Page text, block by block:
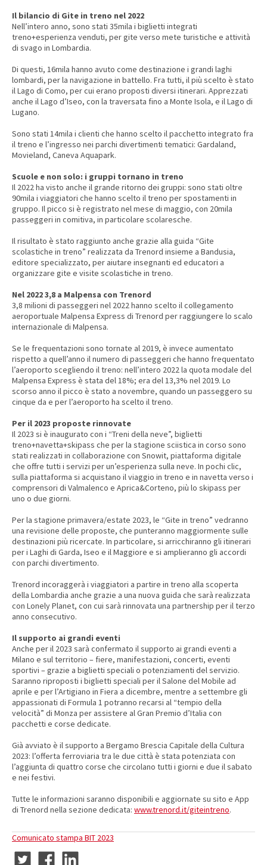
Il bilancio di Gite in treno nel 2022
Nell’intero anno, sono stati 35mila i biglietti integrati
treno+esperienza venduti, per gite verso mete turistiche e attività
di svago in Lombardia.
Di questi, 16mila hanno avuto come destinazione i grandi laghi
lombardi, per la navigazione in battello. Fra tutti, il più scelto è stato
il Lago di Como, per cui erano proposti diversi itinerari. Apprezzati
anche il Lago d’Iseo, con la traversata fino a Monte Isola, e il Lago di
Lugano.
Sono stati 14mila i clienti che hanno scelto il pacchetto integrato fra
il treno e l’ingresso nei parchi divertimenti tematici: Gardaland,
Movieland, Caneva Aquapark.
Scuole e non solo: i gruppi tornano in treno
Il 2022 ha visto anche il grande ritorno dei gruppi: sono stati oltre
90mila i viaggiatori che hanno scelto il treno per spostamenti in
gruppo. Il picco si è registrato nel mese di maggio, con 20mila
passeggeri in comitiva, in particolare scolaresche.
Il risultato è stato raggiunto anche grazie alla guida “Gite
scolastiche in treno” realizzata da Trenord insieme a Bandusia,
editore specializzato, per aiutare insegnanti ed educatori a
organizzare gite e visite scolastiche in treno.
Nel 2022 3,8 a Malpensa con Trenord
3,8 milioni di passeggeri nel 2022 hanno scelto il collegamento
aeroportuale Malpensa Express di Trenord per raggiungere lo scalo
internazionale di Malpensa.
Se le frequentazioni sono tornate al 2019, è invece aumentato
rispetto a quell’anno il numero di passeggeri che hanno frequentato
l’aeroporto scegliendo il treno: nell’intero 2022 la quota modale del
Malpensa Express è stata del 18%; era del 13,3% nel 2019. Lo
scorso anno il picco è stato a novembre, quando un passeggero su
cinque da e per l’aeroporto ha scelto il treno.
Per il 2023 proposte rinnovate
Il 2023 si è inaugurato con i “Treni della neve”, biglietti
treno+navetta+skipass che per la stagione sciistica in corso sono
stati realizzati in collaborazione con Snowit, piattaforma digitale
che offre tutti i servizi per un’esperienza sulla neve. In pochi clic,
sulla piattaforma si acquistano il viaggio in treno e in navetta verso i
comprensori di Valmalenco e Aprica&Corteno, più lo skipass per
uno o due giorni.
Per la stagione primavera/estate 2023, le “Gite in treno” vedranno
una revisione delle proposte, che punteranno maggiormente sulle
destinazioni più ricercate. In particolare, si arricchiranno gli itinerari
per i Laghi di Garda, Iseo e il Maggiore e si amplieranno gli accordi
con parchi divertimento.
Trenord incoraggerà i viaggiatori a partire in treno alla scoperta
della Lombardia anche grazie a una nuova guida che sarà realizzata
con Lonely Planet, con cui sarà rinnovata una partnership per il terzo
anno consecutivo.
Il supporto ai grandi eventi
Anche per il 2023 sarà confermato il supporto ai grandi eventi a
Milano e sul territorio – fiere, manifestazioni, concerti, eventi
sportivi – grazie a biglietti speciali o potenziamenti del servizio.
Saranno riproposti i biglietti speciali per il Salone del Mobile ad
aprile e per l’Artigiano in Fiera a dicembre, mentre a settembre gli
appassionati di Formula 1 potranno recarsi al “tempio della
velocità” di Monza per assistere al Gran Premio d’Italia con
pacchetti e corse dedicate.
Già avviato è il supporto a Bergamo Brescia Capitale della Cultura
2023: l’offerta ferroviaria tra le due città è stata potenziata con
l’aggiunta di quattro corse che circolano tutti i giorni e due il sabato
e nei festivi.
Tutte le informazioni saranno disponibili e aggiornate su sito e App
di Trenord nella sezione dedicata: www.trenord.it/giteintreno.
Comunicato stampa BIT 2023